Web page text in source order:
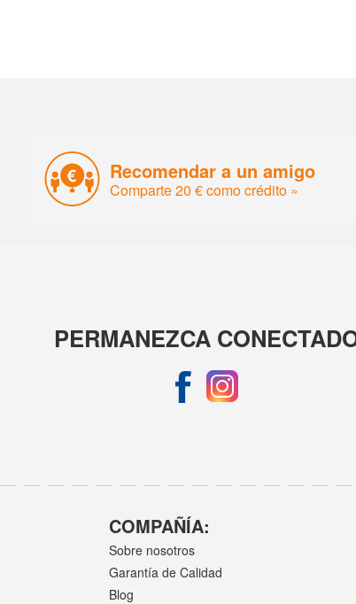
Recomendar a un amigo
Comparte 20 € como crédito »
PERMANEZCA
COMPAÑÍA:
Sobre nosotros
Garantía de Calidad
Blog